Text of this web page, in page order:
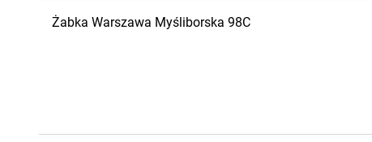
Żabka Warszawa Myśliborska 98C